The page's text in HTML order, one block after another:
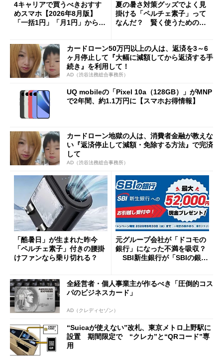
4キャリアで買うべきおすす
めスマホ【2026年8月版】
「一括1円」「月1円」からお
夏の暑さ対策グッズでよく見
掛ける「ペルチェ素子」って
なんだ？ 賢く使うための注
カードローン50万円以上の人は、返済を3～6
ヶ月停止して『大幅に減額してから返済する手
続き』を利用して！
AD（渋谷法務総合事務所）
UQ mobileの「Pixel 10a（128GB）」がMNP
で2年間、約1.1万円に【スマホお得情報】
カードローン地獄の人は、消費者金融が教えな
い『返済停止して減額・免除する方法』で完済
して
AD（渋谷法務総合事務所）
「酷暑日」が生まれた昨今
「ペルチェ素子」付きの腰掛
けファンなら乗り切れる？
元グループ会社が「ドコモの
銀行」になった不満を吸収？
SBI新生銀行が「SBIの銀
開催
全経営者・個人事業主が作るべき「圧倒的コス
パのビジネスカード」
AD（クレディセゾン）
“Suicaが使えない”改札、東京メトロ上野駅に
設置 期間限定で “クレカ”と“QRコード”専
用